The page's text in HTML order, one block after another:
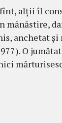
alții îl
mănăstire,
anchetat și
O